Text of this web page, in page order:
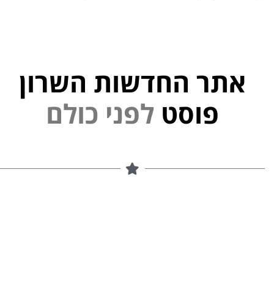
אתר החדשות השרון
פוסט